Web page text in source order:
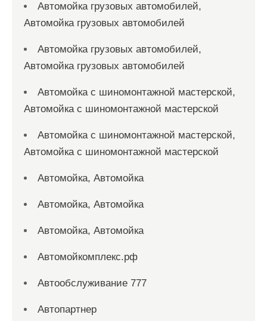
Автомойка грузовых автомобилей,
Автомойка грузовых автомобилей
Автомойка грузовых автомобилей,
Автомойка грузовых автомобилей
Автомойка с шиномонтажной мастерской,
Автомойка с шиномонтажной мастерской
Автомойка с шиномонтажной мастерской,
Автомойка с шиномонтажной мастерской
Автомойка, Автомойка
Автомойка, Автомойка
Автомойка, Автомойка
Автомойкомплекс.рф
Автообслуживание 777
Автопартнер